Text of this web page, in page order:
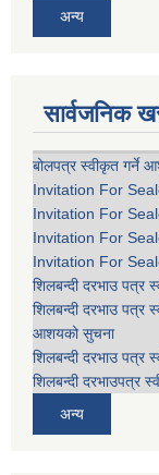
अन्य
सार्वजनिक
बोलपत्र स्वीकृत गर्ने
Invitation For
Invitation For
Invitation For
Invitation For
शिलबन्दी दरभाउ पत्र
शिलबन्दी दरभाउ पत्र
आशयको सुचना
शिलबन्दी दरभाउ पत्र
शिलबन्दी दरभाउपत्र
अन्य